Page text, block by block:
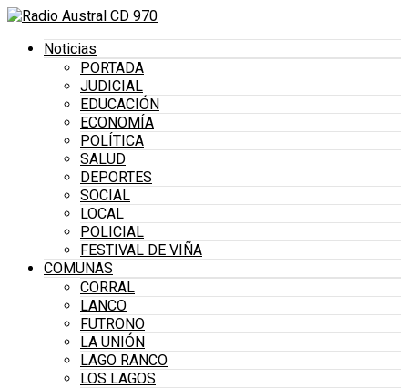
Noticias
PORTADA
JUDICIAL
EDUCACIÓN
ECONOMÍA
POLÍTICA
SALUD
DEPORTES
SOCIAL
LOCAL
POLICIAL
FESTIVAL DE VIÑA
COMUNAS
CORRAL
LANCO
FUTRONO
LA UNIÓN
LAGO RANCO
LOS LAGOS